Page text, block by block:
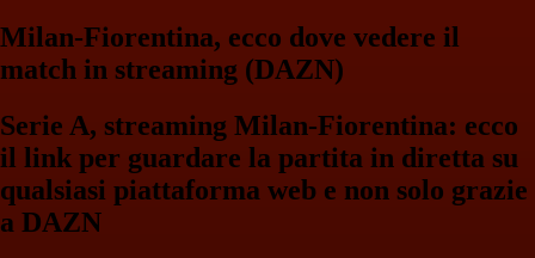
Milan-Fiorentina, ecco dove vedere il
match in streaming (DAZN)
Serie A, streaming Milan-Fiorentina: ecco
il link per guardare la partita in diretta su
qualsiasi piattaforma web e non solo grazie
a DAZN